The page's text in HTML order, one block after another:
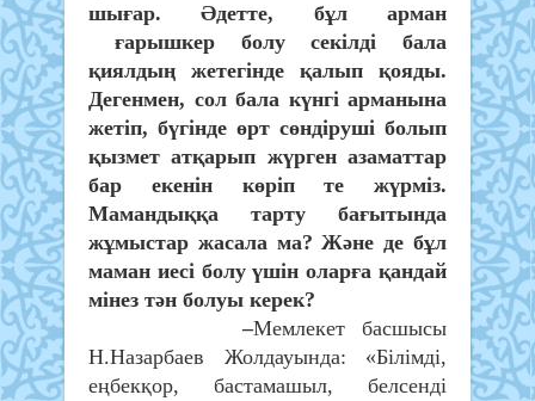
шығар. Әдетте, бұл арман
ғарышкер болу секілді бала
қиялдың жетегінде қалып қояды.
Дегенмен, сол бала күнгі арманына
жетіп, бүгінде өрт сөндіруші болып
қызмет атқарып жүрген азаматтар
бар екенін көріп те жүрміз.
Мамандыққа тарту бағытында
жұмыстар жасала ма? Және де бұл
маман иесі болу үшін оларға қандай
мінез тән болуы керек?
–Мемлекет басшысы
Н.Назарбаев Жолдауында: «Білімді,
еңбекқор, бастамашыл, белсенді